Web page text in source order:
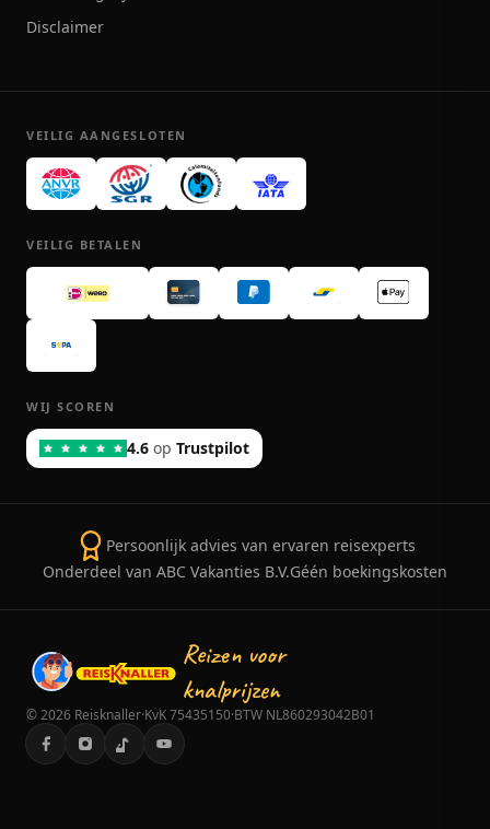
Disclaimer
VEILIG AANGESLOTEN
VEILIG BETALEN
WIJ SCOREN
4.6 op Trustpilot
Persoonlijk advies van ervaren reisexperts
Onderdeel van ABC Vakanties B.V.Géén boekingskosten
Reizen voor
knalprijzen
©2026 Reisknaller·KvK 75435150·BTW NL860293042B01